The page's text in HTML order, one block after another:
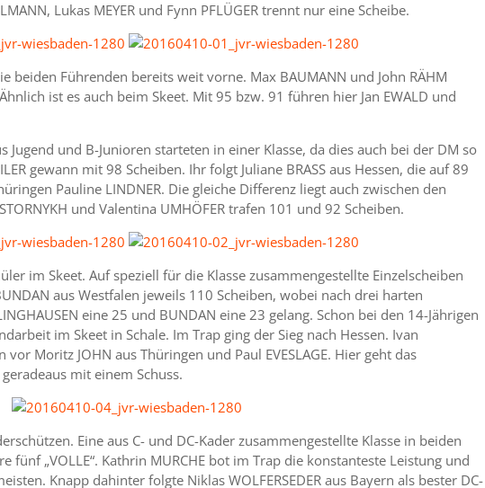
Lukas MEYER und Fynn PFLÜGER trennt nur eine Scheibe.
beiden Führenden bereits weit vorne. Max BAUMANN und John RÄHM
ist es auch beim Skeet. Mit 95 bzw. 91 führen hier Jan EWALD und
Jugend und B-Junioren starteten in einer Klasse, da dies auch bei der DM so
gewann mit 98 Scheiben. Ihr folgt Juliane BRASS aus Hessen, die auf 89
Pauline LINDNER. Die gleiche Differenz liegt auch zwischen den
und Valentina UMHÖFER trafen 101 und 92 Scheiben.
im Skeet. Auf speziell für die Klasse zusammengestellte Einzelscheiben
aus Westfalen jeweils 110 Scheiben, wobei nach drei harten
eine 25 und BUNDAN eine 23 gelang. Schon bei den 14-Jährigen
im Skeet in Schale. Im Trap ging der Sieg nach Hessen. Ivan
vor Moritz JOHN aus Thüringen und Paul EVESLAGE. Hier geht das
mit einem Schuss.
Eine aus C- und DC-Kader zusammengestellte Klasse in beiden
fünf „VOLLE“. Kathrin MURCHE bot im Trap die konstanteste Leistung und
Knapp dahinter folgte Niklas WOLFERSEDER aus Bayern als bester DC-